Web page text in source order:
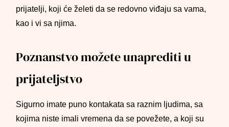
prijatelji, koji će želeti da se redovno viđaju sa vama,
kao i vi sa njima.
Poznanstvo možete unaprediti u
prijateljstvo
Sigurno imate puno kontakata sa raznim ljudima, sa
kojima niste imali vremena da se povežete, a koji su